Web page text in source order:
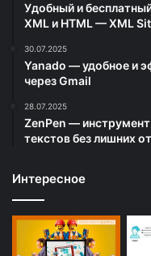
Удобный и
XML и HTML — XML
30.07.2025
Yanado — удобное и
через Gmail
28.07.2025
ZenPen —
текстов без лишних
Интересное